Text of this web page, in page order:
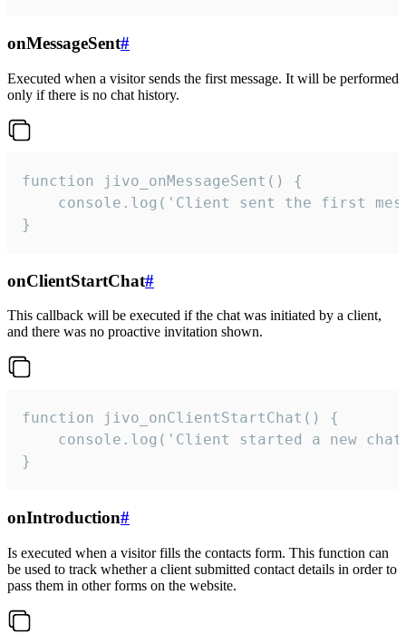
onMessageSent#
Executed when a visitor sends the first message. It will be performed
only if there is no chat history.
function jivo_onMessageSent() {
console.log('Client sent the first
}
onClientStartChat#
This callback will be executed if the chat was initiated by a client,
and there was no proactive invitation shown.
function jivo_onClientStartChat() {
console.log('Client started a new
}
onIntroduction#
Is executed when a visitor fills the contacts form. This function can
be used to track whether a client submitted contact details in order to
pass them in other forms on the website.